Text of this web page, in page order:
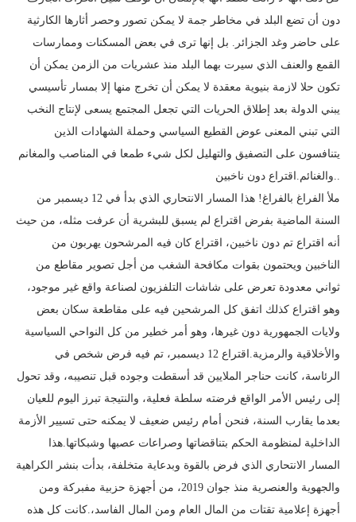
دون أن تضع البلد في مخاطر جمة لا يمكن تصور وحصر أثارها الكارثية
على حاضر وغد الجزائر. بل إنها ترى في بعض المسكنات وممارسات
القمع والعنف الذي سيرت بهما البلد منذ عشريات من الزمن يمكن أن
تكون حلا لازمة بنيوية معقدة لا يمكن أن تخرج منها إلا بمسار تأسيسي
يبني الدولة بعد إطلاق الحريات التي تجعل المجتمع يسعى لإنتاج النخب
التي تبني المعنى عوض القطيع السياسي وحملة الشهادات الذين
يتنافسون على التصفيق والتهليل لكل شيء طمعا في المناصب والمغانم
والغنائم.اقتراع دون ناخبين..
ملأ الفراغ بالفراغ! هذا المسار الانتحاري الذي بدأ في 12 ديسمبر من
السنة الماضية بفرض اقتراع لم يسبق للبشرية أن عرفت مثله، من حيث
أنه اقتراع تم دون ناخبين، اقتراع كان فيه المرشحون يهربون من
الناخبين ويحتمون بقوات مكافحة الشغب من أجل تصوير مقاطع من
ثواني معدودة تعرض على شاشات التلفزيون لصناعة واقع غير موجود،
وهو اقتراع كذلك اتفق كل المرشحين فيه على مقاطعة سكان بعض
ولايات الجمهورية دون غيرها، وهو أمر خطير من كل النواحي السياسية
والأخلاقية والرمزية.اقتراع 12 ديسمبر، تم فيه فرض شخص في
الرئاسة، كانت حناجر الملايين قد أسقطت وجوده قبل تنصيبه، وقد تحول
إلى رئيس الأمر الواقع فرضته سلطة فعلية، والنتيجة تبرز اليوم للعيان
بعدما يقارب السنة، فنحن أمام رئيس ضعيف لا يمكنه حتى تسيير الأزمة
الداخلية لمنظومة الحكم بتناقضاتها وصراعات عصبها وشبكاتها.هذا
المسار الانتحاري الذي فرض بالقوة وبدعاية متخلفة، بدأت بنشر الكراهية
والجهوية والعنصرية منذ جوان 2019، من أجهزة حزبية مفبركة ومن
أجهزة إعلامية تقتات من المال العام ومن المال الفاسد،.كانت كل هذه